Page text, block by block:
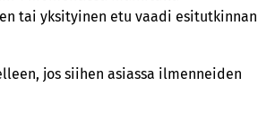
tai yksityinen etu vaadi esitutkinnan
jos siihen asiassa ilmenneiden